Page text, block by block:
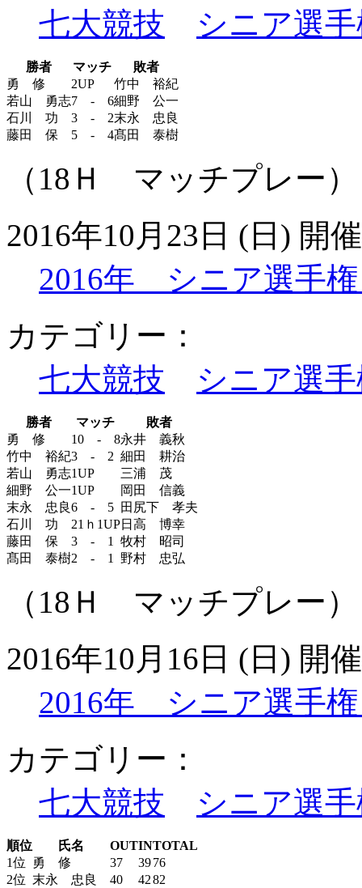
七大競技 シニア選
勝者 マッチ
敗者
勇 修
2UP
竹中 裕紀
若山 勇志7 - 6細野 公一
石川 功
3 - 2末永 忠良
藤田 保
5 - 4髙田 泰樹
（18Ｈ マッチプレー）
2016年10月23日 (日) 開催
2016年 シニア選手
カテゴリー：
七大競技
シニア選
勝者 マッチ
敗者
勇 修
10 - 8永井 義秋
竹中 裕紀3 - 2 細田 耕治
若山 勇志1UP
三浦 茂
細野 公一1UP
岡田 信義
末永 忠良6 - 5 田尻下 孝夫
石川 功
21ｈ1UP日高 博幸
藤田 保
3 - 1
牧村 昭司
髙田 泰樹2 - 1 野村 忠弘
（18Ｈ マッチプレー）
2016年10月16日 (日) 開催
2016年 シニア選手権
カテゴリー：
七大競技
シニア選
順位 氏名 OUTINTOTAL
1位
勇 修 37 3976
2位 末永 忠良 40 4282